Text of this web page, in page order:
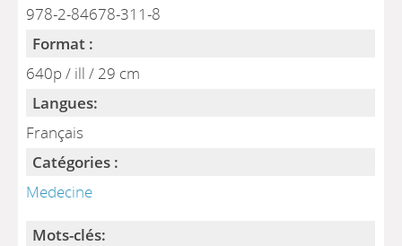
978-2-84678-311-8
Format :
640p / ill / 29 cm
Langues:
Français
Catégories :
Medecine
Mots-clés: